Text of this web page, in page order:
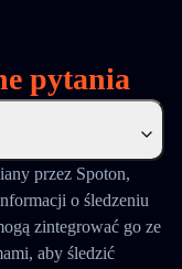
pytania
przez Spoton,
o śledzeniu
zintegrować go ze
aby śledzić